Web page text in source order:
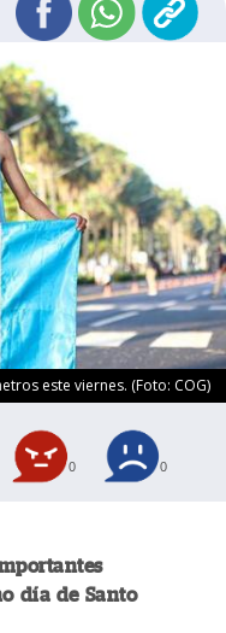
este viernes. (Foto: COG)
0 0
día de Santo